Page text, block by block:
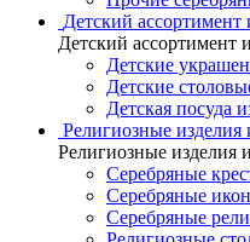
Детский ассортимент
Детский ассортимент
Детские
Детские
Детская посуда
Религиозные изделия
Религиозные изделия
Серебряные
Серебряные
Серебряные